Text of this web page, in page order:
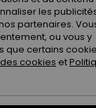
Voir le Guide
les
partenaires.
ou vous y
que certains
cookies et